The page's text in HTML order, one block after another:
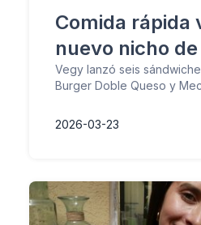
Comida rápida
nuevo nicho
Vegy lanzó seis
Burger Doble Queso y
2026-03-23